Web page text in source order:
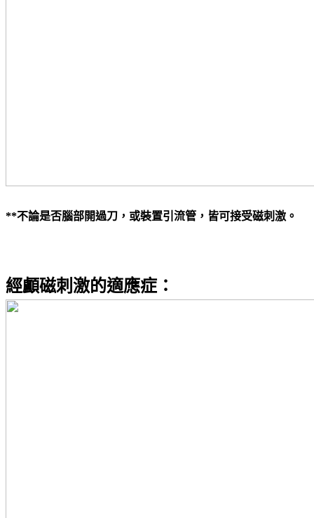
**不論是否腦部開過刀，或裝置引流管，皆可接受磁刺激。
經顱磁刺激的適應症：